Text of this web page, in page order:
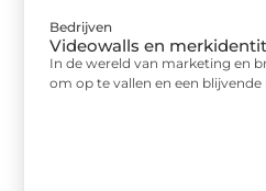
Bedrijven
Videowalls en
In de wereld van marketing en
om op te vallen en een blijvende